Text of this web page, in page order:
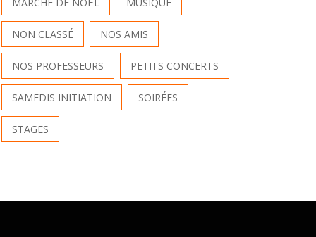
NON CLASSÉ NOS AMIS
NOS PROFESSEURS PETITS CONCERTS
SAMEDIS INITIATION SOIRÉES
STAGES